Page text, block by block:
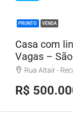
PRONTO VENDA
Casa com
Vagas –
Rua Altair -
R$